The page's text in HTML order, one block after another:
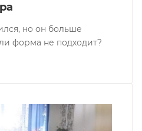
но он больше
форма не подходит?